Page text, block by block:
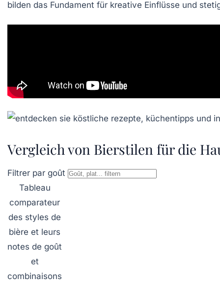
bilden das Fundament für kreative Einflüsse und
Vergleich von Bierstilen für die
Filtrer par goût
Tableau
comparateur
des styles de
bière et leurs
notes de goût
et
combinaisons